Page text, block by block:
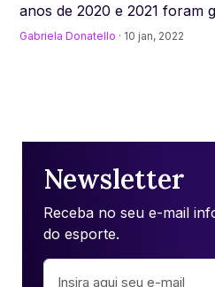
anos de 2020 e 2021 foram
Gabriela Donatello · 10 jan, 2022
Newsletter
Receba no seu e-mail
do esporte.